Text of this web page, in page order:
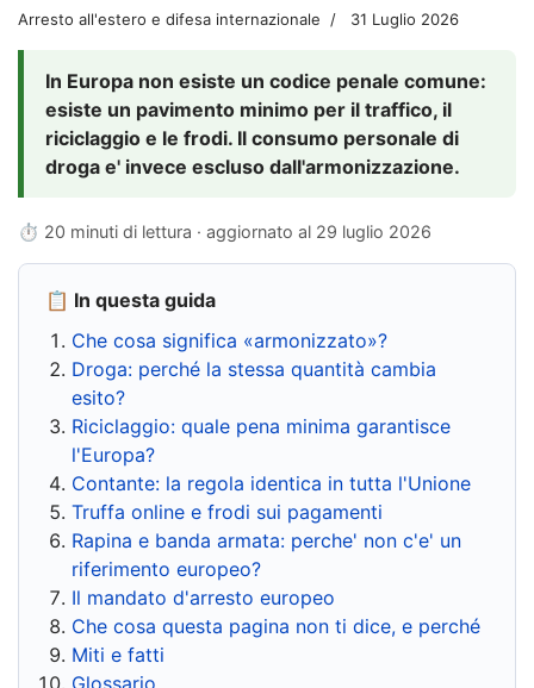
Arresto all'estero e difesa internazionale 31 Luglio 2026
In Europa non esiste un codice penale comune:
esiste un pavimento minimo per il traffico, il
riciclaggio e le frodi. Il consumo personale di
droga e' invece escluso dall'armonizzazione.
⏱ 20 minuti di lettura · aggiornato al 29 luglio 2026
📋 In questa guida
Che cosa significa «armonizzato»?
Droga: perché la stessa quantità cambia
esito?
Riciclaggio: quale pena minima garantisce
l'Europa?
Contante: la regola identica in tutta l'Unione
Truffa online e frodi sui pagamenti
Rapina e banda armata: perche' non c'e' un
riferimento europeo?
Il mandato d'arresto europeo
Che cosa questa pagina non ti dice, e perché
Miti e fatti
Glossario